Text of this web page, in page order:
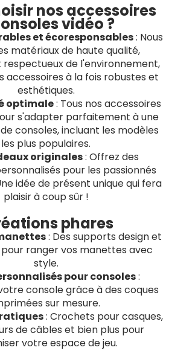
nos accessoires
vidéo ?
et écoresponsables: Nous
matériaux de haute qualité,
de l'environnement,
accessoires à la fois robustes et
esthétiques.
optimale: Tous nos accessoires
s'adapter parfaitement à une
consoles, incluant les modèles
les plus populaires.
originales: Offrez des
pour les passionnés
idée de présent unique qui fera
plaisir à coup sûr !
phares
: Des supports design et
ranger vos manettes avec
style.
pour consoles:
console grâce à des coques
sur mesure.
: Crochets pour casques,
de câbles et bien plus pour
votre espace de jeu.